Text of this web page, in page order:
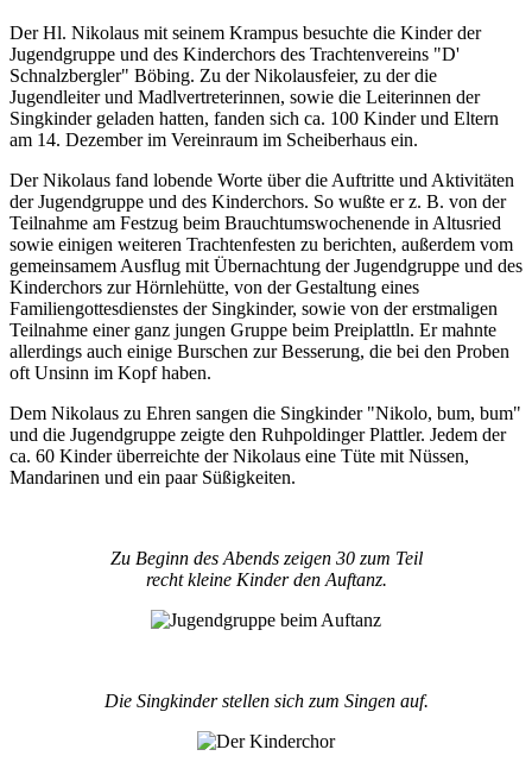
Der Hl. Nikolaus mit seinem Krampus besuchte die Kinder der
Jugendgruppe und des Kinderchors des Trachtenvereins "D'
Schnalzbergler" Böbing. Zu der Nikolausfeier, zu der die
Jugendleiter und Madlvertreterinnen, sowie die Leiterinnen der
Singkinder geladen hatten, fanden sich ca. 100 Kinder und Eltern
am 14. Dezember im Vereinraum im Scheiberhaus ein.
Der Nikolaus fand lobende Worte über die Auftritte und Aktivitäten
der Jugendgruppe und des Kinderchors. So wußte er z. B. von der
Teilnahme am Festzug beim Brauchtumswochenende in Altusried
sowie einigen weiteren Trachtenfesten zu berichten, außerdem vom
gemeinsamem Ausflug mit Übernachtung der Jugendgruppe und des
Kinderchors zur Hörnlehütte, von der Gestaltung eines
Familiengottesdienstes der Singkinder, sowie von der erstmaligen
Teilnahme einer ganz jungen Gruppe beim Preiplattln. Er mahnte
allerdings auch einige Burschen zur Besserung, die bei den Proben
oft Unsinn im Kopf haben.
Dem Nikolaus zu Ehren sangen die Singkinder "Nikolo, bum, bum"
und die Jugendgruppe zeigte den Ruhpoldinger Plattler. Jedem der
ca. 60 Kinder überreichte der Nikolaus eine Tüte mit Nüssen,
Mandarinen und ein paar Süßigkeiten.
Zu Beginn des Abends zeigen 30 zum Teil
recht kleine Kinder den Auftanz.
Die Singkinder stellen sich zum Singen auf.